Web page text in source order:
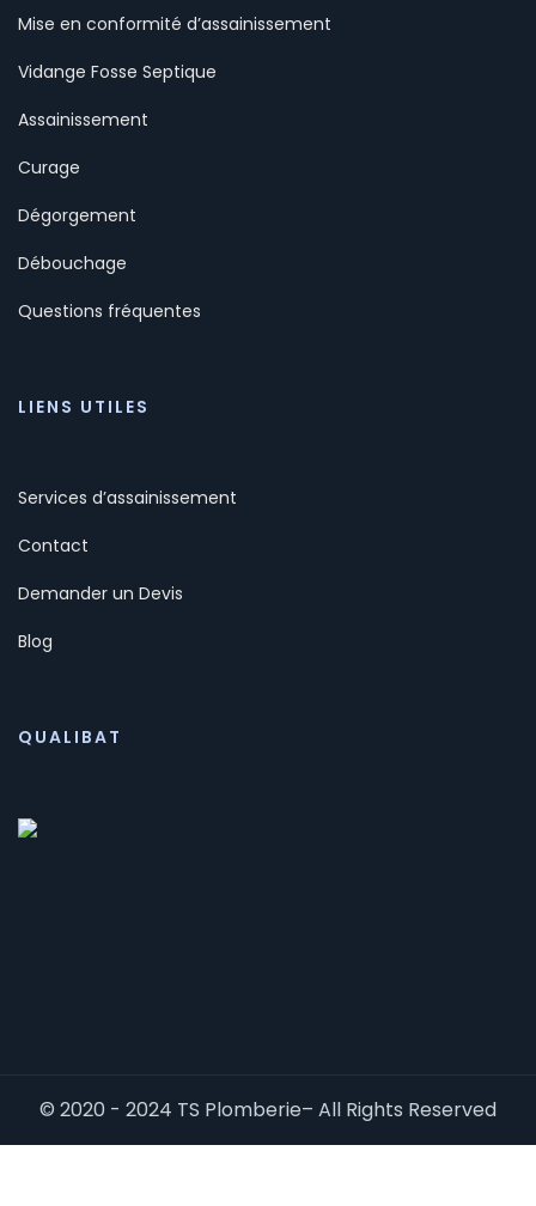
Mise en conformité d’assainissement
Vidange Fosse Septique
Assainissement
Curage
Dégorgement
Débouchage
Questions fréquentes
LIENS UTILES
Services d’assainissement
Contact
Demander un Devis
Blog
QUALIBAT
© 2020 - 2024 TS Plomberie– All Rights Reserved